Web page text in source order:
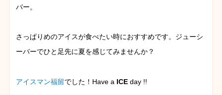
バー。
さっぱりめのアイスが食べたい時におすすめです。ジューシ
ーバーでひと足先に夏を感じてみませんか？
アイスマン福留でした！Have a ICE day !!